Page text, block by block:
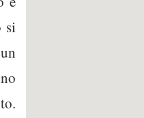
si